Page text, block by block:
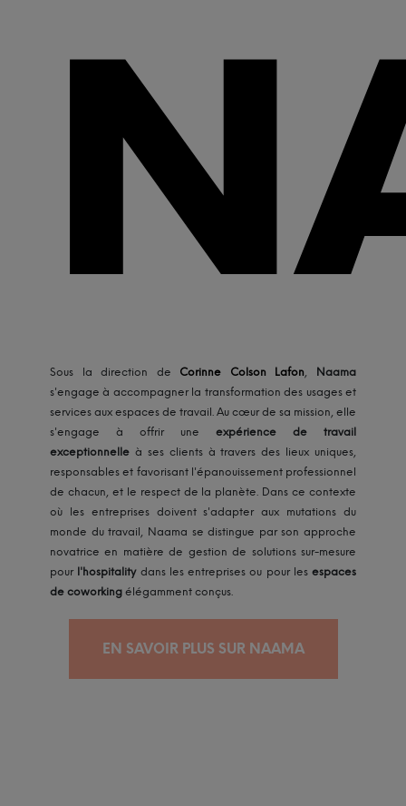
Sous la direction de Corinne Colson Lafon,
Naama
s'engage à accompagner la transformation des usages et
services aux espaces de travail. Au cœur de sa mission, elle
s'engage à offrir
une expérience de travail
exceptionnelle à ses clients à travers des
lieux uniques,
responsables et favorisant l'épanouissement professionnel
de chacun, et le respect de la planète. Dans ce contexte
où les entreprises doivent s'adapter aux mutations du
monde du travail, Naama se distingue par son approche
novatrice en matière de gestion de solutions sur-mesure
pour l'hospitality dans les entreprises ou pour les espaces
de coworking élégamment conçus.
EN SAVOIR PLUS SUR NAAMA